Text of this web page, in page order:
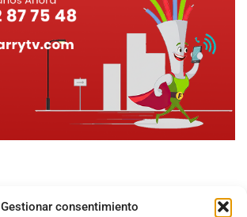
Gestionar consentimiento